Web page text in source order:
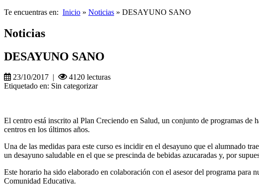
Te encuentras en: Inicio » Noticias » DESAYUNO SANO
Noticias
DESAYUNO SANO
23/10/2017 |
4120 lecturas
Etiquetado en: Sin categorizar
El centro está inscrito al Plan Creciendo en Salud, un conjunto de programas de
centros en los últimos años.
Una de las medidas para este curso es incidir en el desayuno que el alumnado
un desayuno saludable en el que se prescinda de bebidas azucaradas y, por
Este horario ha sido elaborado en colaboración con el asesor del programa
Comunidad Educativa.